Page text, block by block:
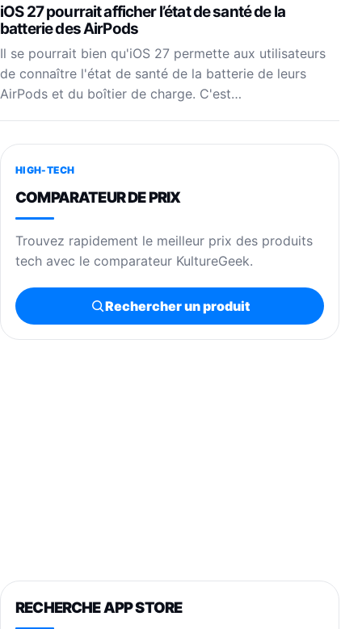
iOS 27 pourrait afficher l’état de santé de la
batterie des AirPods
Il se pourrait bien qu'iOS 27 permette aux utilisateurs
de connaître l'état de santé de la batterie de leurs
AirPods et du boîtier de charge. C'est…
HIGH-TECH
COMPARATEUR DE PRIX
Trouvez rapidement le meilleur prix des produits
tech avec le comparateur KultureGeek.
Rechercher un produit
RECHERCHE APP STORE